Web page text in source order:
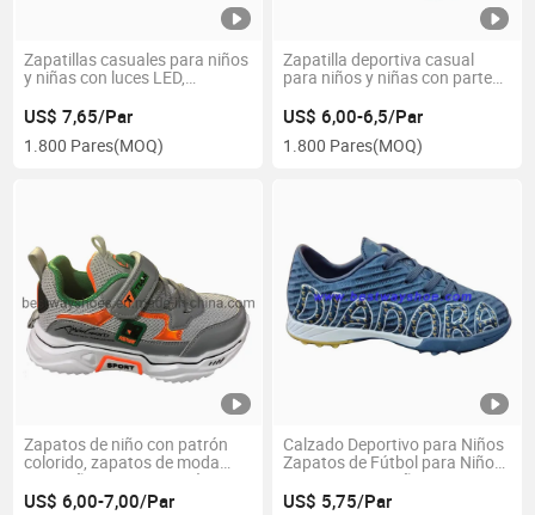
Zapatillas casuales para niños
y niñas con luces LED,
US$ 7,65/Par
1.800 Pares(MOQ)
Zapatilla deportiva casual
para niños y niñas con parte
EVA
US$ 6,00-6,5/Par
1.800 Pares(MOQ)
Zapatos de niño con patrón
colorido, zapatos de moda
para niños con cinta mágica
US$ 6,00-7,00/Par
Calzado Deportivo para Niños
Zapatos de Fútbol para Niños
Zapatos para Niños
US$ 5,75/Par